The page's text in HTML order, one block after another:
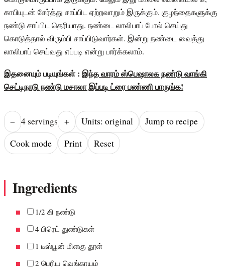
காபியுடன் சேர்த்து சாப்பிட ஏற்றவாறும் இருக்கும். குழந்தைகளுக்கு
நண்டு சாப்பிட தெரியாது. நண்டை லாலிபாப் போல் செய்து
கொடுத்தால் விரும்பி சாப்பிடுவார்கள். இன்று நண்டை வைத்து
லாலிபாப் செய்வது எப்படி என்று பார்க்கலாம்.
இதனையும் படியுங்கள் : இந்த வாரம் ஸ்பெஷாலக நண்டு வாங்கி
செட்டிநாடு நண்டு மசாலா இப்படி ட்ரை பண்ணி பாருங்க!
− 4 servings + Units: original
Jump to recipe
Cook mode
Print Reset
Ingredients
1/2 கி நண்டு
4 பிரெட் துண்டுகள்
1 டீஸ்பூன் மிளகு தூள்
2 பெரிய வெங்காயம்